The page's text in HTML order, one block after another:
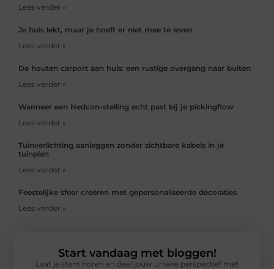
Lees verder »
Je huis lekt, maar je hoeft er niet mee te leven
Lees verder »
De houten carport aan huis: een rustige overgang naar buiten
Lees verder »
Wanneer een Nedcon-stelling echt past bij je pickingflow
Lees verder »
Tuinverlichting aanleggen zonder zichtbare kabels in je
tuinplan
Lees verder »
Feestelijke sfeer creëren met gepersonaliseerde decoraties
Lees verder »
Start vandaag met bloggen!
Laat je stem horen en deel jouw unieke perspectief met